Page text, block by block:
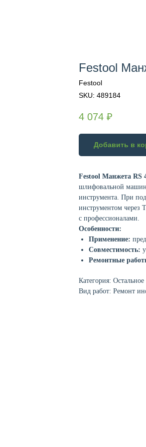
Festool
Festool
SKU: 489184
4 074 ₽
Добавить в
Festool Манжета RS
шлифовальной
инструмента. При
инструментом через
с профессионалами.
Особенности:
Применение:
Совместимость:
Ремонтные
Категория: Остальное
Вид работ: Ремонт